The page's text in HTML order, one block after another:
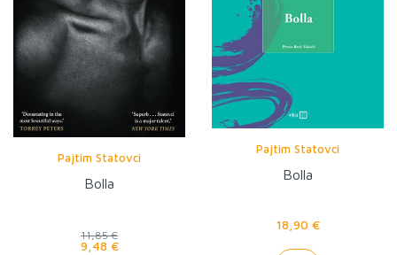
Pajtim Statovci
Bolla
11,85 €
9,48 €
Pajtim Statovci
Bolla
18,90 €